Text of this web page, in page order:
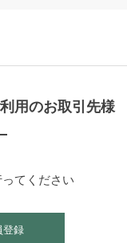
用のお取引先様
てください
登録